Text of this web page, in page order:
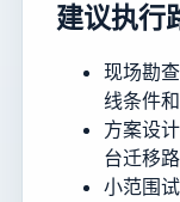
建议执行
现场勘
线条件
方案设
台迁移
小范围